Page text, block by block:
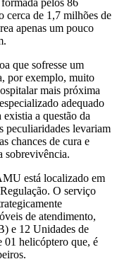
cerca de 1,7 milhões de
apenas um pouco
que sofresse um
por exemplo, muito
mais próxima
adequado
a questão da
peculiaridades levariam
chances de cura e
sobrevivência.
está localizado em
O serviço
de atendimento,
e 12 Unidades de
01 helicóptero que, é